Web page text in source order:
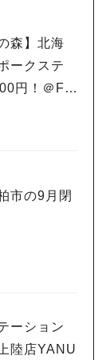
森】北海
ークステ
円！＠FA
市の9月閉
ーション
陸店YANU